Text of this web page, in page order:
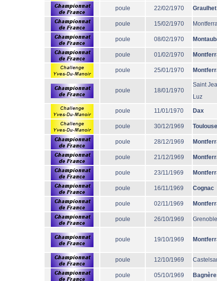
poule 22/02/1970 Graulhet
poule 15/02/1970
poule 08/02/1970
poule 01/02/1970
poule 25/01/1970
poule 18/01/1970
Saint
Luz
poule 11/01/1970 Dax
poule 30/12/1969 Toulouse
poule 28/12/1969
poule 21/12/1969
poule 23/11/1969
poule 16/11/1969 Cognac
poule 02/11/1969
poule 26/10/1969 Grenoble
poule 19/10/1969
poule 12/10/1969
poule 05/10/1969